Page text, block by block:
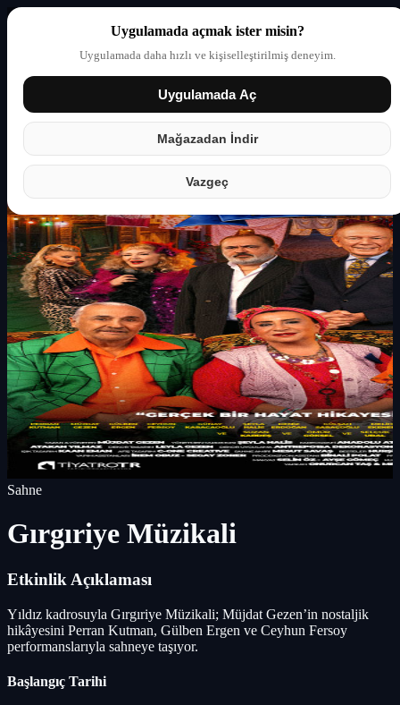
Uygulamada açmak ister misin?
Uygulamada daha hızlı ve kişiselleştirilmiş deneyim.
Uygulamada Aç
Mağazadan İndir
Vazgeç
Giriş yap Partner
Sahne
Gırgıriye Müzikali
Etkinlik Açıklaması
Yıldız kadrosuyla Gırgıriye Müzikali; Müjdat Gezen’in nostaljik
hikâyesini Perran Kutman, Gülben Ergen ve Ceyhun Fersoy
performanslarıyla sahneye taşıyor.
Başlangıç Tarihi